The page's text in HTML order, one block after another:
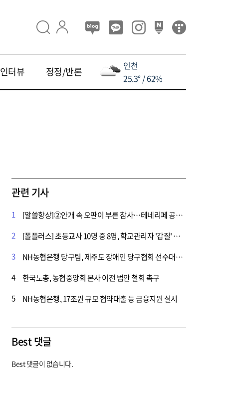
인터뷰 정정/반론
인천
25.3° / 62%
관련 기사
1
[알쓸항상]②안개 속 오판이 부른 참사…테네리페 공항 충돌, 무엇이 문제였나
2
[폴플러스] 초등교사 10명 중 8명, 학교관리자 '갑질' 경험
3
NH농협은행 당구팀, 제주도 장애인 당구협회 선수대상 재능기부
4
한국노총, 농협중앙회 본사 이전 법안 철회 촉구
5
NH농협은행, 17조원 규모 협약대출 등 금융지원 실시
Best 댓글
Best 댓글이 없습니다.